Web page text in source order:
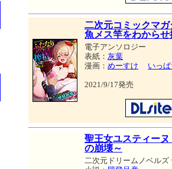
二次元コミックマ
魚メス竿をわからせ
電子アンソロジー
表紙： 灰葉
漫画： めーすけ いっ
2021/9/17発売
聖王女ユスティー
の崩壊～
二次元ドリームノベルズ